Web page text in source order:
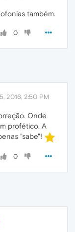
também.
0
2016, 2:50 PM
Onde
profético. A
"sabe"!
0